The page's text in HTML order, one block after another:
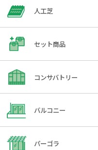
人工芝
セット商品
コンサバトリー
バルコニー
パーゴラ